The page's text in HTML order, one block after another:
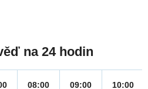
na 24 hodin
08:00 09:00 10:00